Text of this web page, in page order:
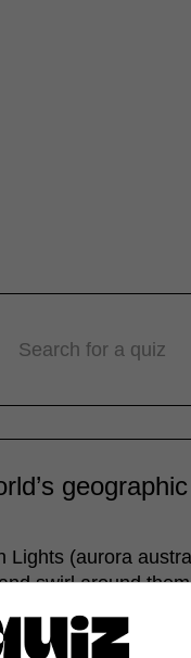
Search for a quiz
Lights (aurora
swirl around